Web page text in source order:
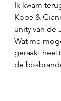
Ik kwam
Kobe &
unity van de
Wat me
geraakt
de